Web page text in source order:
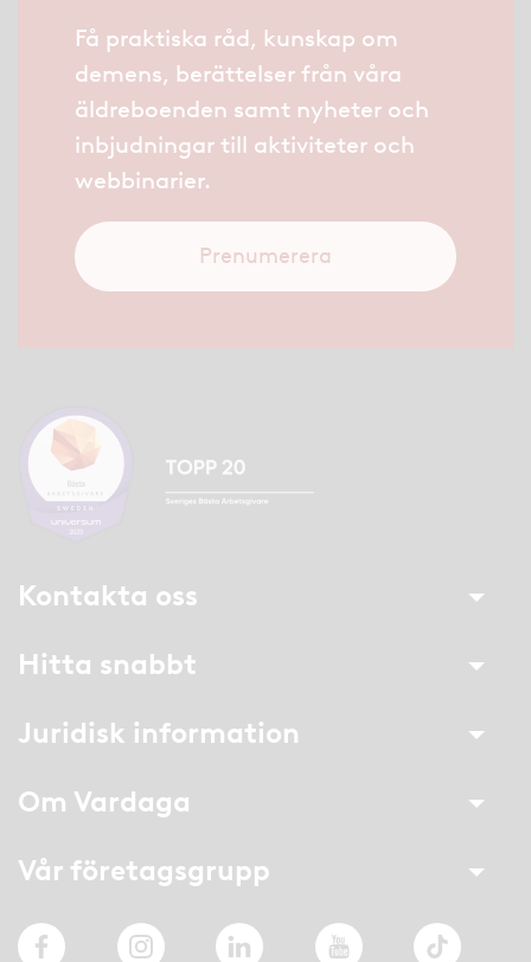
Få praktiska råd, kunskap om
demens, berättelser från våra
äldreboenden samt nyheter och
inbjudningar till aktiviteter och
webbinarier.
Prenumerera
Kontakta oss
Hitta snabbt
Juridisk information
Om Vardaga
Vår företagsgrupp
FacebookInstagramLinkedIn YouTube TikTok